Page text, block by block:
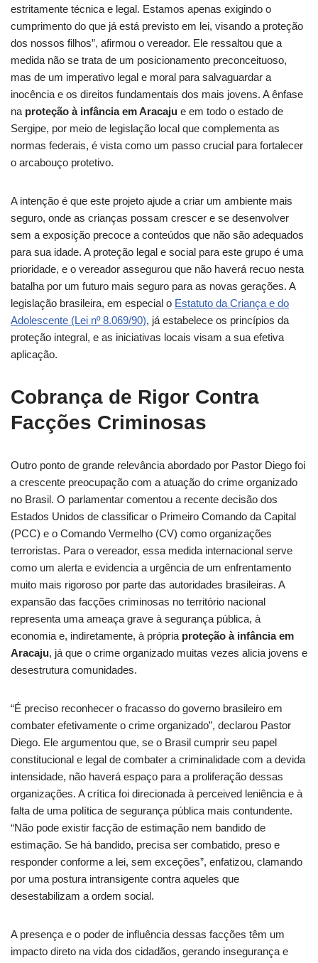
estritamente técnica e legal. Estamos apenas exigindo o
cumprimento do que já está previsto em lei, visando a proteção
dos nossos filhos”, afirmou o vereador. Ele ressaltou que a
medida não se trata de um posicionamento preconceituoso,
mas de um imperativo legal e moral para salvaguardar a
inocência e os direitos fundamentais dos mais jovens. A ênfase
na proteção à infância em Aracaju e em todo o estado de
Sergipe, por meio de legislação local que complementa as
normas federais, é vista como um passo crucial para fortalecer
o arcabouço protetivo.
A intenção é que este projeto ajude a criar um ambiente mais
seguro, onde as crianças possam crescer e se desenvolver
sem a exposição precoce a conteúdos que não são adequados
para sua idade. A proteção legal e social para este grupo é uma
prioridade, e o vereador assegurou que não haverá recuo nesta
batalha por um futuro mais seguro para as novas gerações. A
legislação brasileira, em especial o Estatuto da Criança e do
Adolescente (Lei nº 8.069/90), já estabelece os princípios da
proteção integral, e as iniciativas locais visam a sua efetiva
aplicação.
Cobrança de Rigor Contra
Facções Criminosas
Outro ponto de grande relevância abordado por Pastor Diego foi
a crescente preocupação com a atuação do crime organizado
no Brasil. O parlamentar comentou a recente decisão dos
Estados Unidos de classificar o Primeiro Comando da Capital
(PCC) e o Comando Vermelho (CV) como organizações
terroristas. Para o vereador, essa medida internacional serve
como um alerta e evidencia a urgência de um enfrentamento
muito mais rigoroso por parte das autoridades brasileiras. A
expansão das facções criminosas no território nacional
representa uma ameaça grave à segurança pública, à
economia e, indiretamente, à própria proteção à infância em
Aracaju, já que o crime organizado muitas vezes alicia jovens e
desestrutura comunidades.
“É preciso reconhecer o fracasso do governo brasileiro em
combater efetivamente o crime organizado”, declarou Pastor
Diego. Ele argumentou que, se o Brasil cumprir seu papel
constitucional e legal de combater a criminalidade com a devida
intensidade, não haverá espaço para a proliferação dessas
organizações. A crítica foi direcionada à perceived leniência e à
falta de uma política de segurança pública mais contundente.
“Não pode existir facção de estimação nem bandido de
estimação. Se há bandido, precisa ser combatido, preso e
responder conforme a lei, sem exceções”, enfatizou, clamando
por uma postura intransigente contra aqueles que
desestabilizam a ordem social.
A presença e o poder de influência dessas facções têm um
impacto direto na vida dos cidadãos, gerando insegurança e